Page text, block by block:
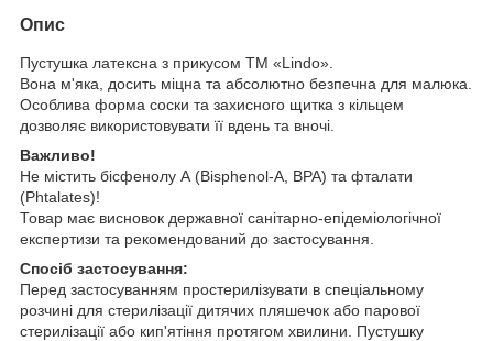
Опис
Пустушка латексна з прикусом ТМ «Lindo».
Вона м'яка, досить міцна та абсолютно безпечна для малюка.
Особлива форма соски та захисного щитка з кільцем
дозволяє використовувати її вдень та вночі.
Важливо!
Не містить бісфенолу А (Bisphenol-A, BPA) та фталати
(Phtalates)!
Товар має висновок державної санітарно-епідеміологічної
експертизи та рекомендований до застосування.
Спосіб застосування:
Перед застосуванням простерилізувати в спеціальному
розчині для стерилізації дитячих пляшечок або парової
стерилізації або кип'ятіння протягом хвилини. Пустушку